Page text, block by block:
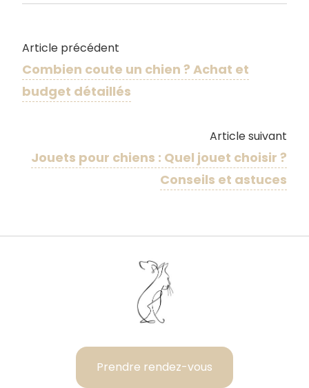
Article précédent
Combien coute un chien ? Achat et
budget détaillés
Article suivant
Jouets pour chiens : Quel jouet choisir ?
Conseils et astuces
Prendre rendez-vous